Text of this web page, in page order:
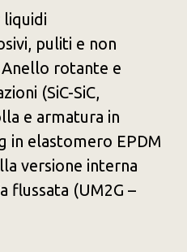
liquidi
puliti e non
Anello rotante e
(SiC-SiC,
e armatura in
in elastomero EPDM
versione interna
flussata (UM2G –